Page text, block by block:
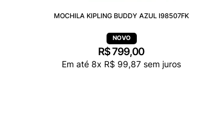
MOCHILA KIPLING BUDDY AZUL I98507FK
R$799,00
Em até 8x R$ 99,87sem juros